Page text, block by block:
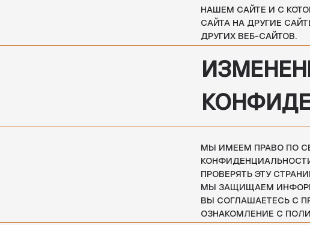
КАК С НАМИ
ИСПОЛЬЗОВАНИЮ САЙТА ИЛИ
НАМИ:INFO@BARBERANDCO.BY
УНП 193117994
КАТАЛОГ
ДЛЯ НЕЁ